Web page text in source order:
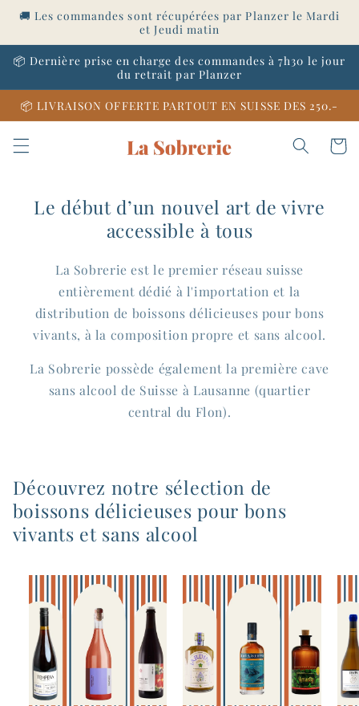
passer
contenu
🚚 Les commandes sont récupérées par Planzer le Mardi
et Jeudi matin
📦 Dernière prise en charge des commandes à 7h30 le jour
du retrait par Planzer
📦 LIVRAISON OFFERTE PARTOUT EN SUISSE DES 250.-
Panier
Le début d’un nouvel art de vivre
accessible à tous
La Sobrerie est le premier réseau suisse
entièrement dédié à l'importation et la
distribution de boissons délicieuses pour bons
vivants, à la composition propre et sans alcool.
La Sobrerie possède également la première cave
sans alcool de Suisse à Lausanne (quartier
central du Flon).
Découvrez notre sélection de
boissons délicieuses pour bons
vivants et sans alcool